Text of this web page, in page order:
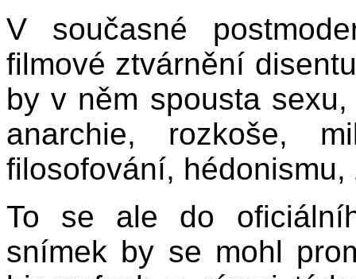
V současné
filmové ztvárnění
by v něm spousta
anarchie, rozkoše,
filosofování,
To se ale do
snímek by se mohl